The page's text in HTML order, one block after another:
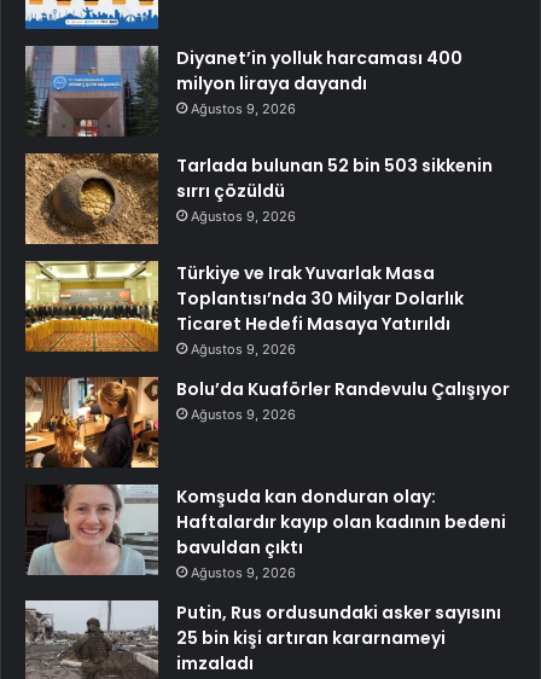
Diyanet’in yolluk harcaması 400
milyon liraya dayandı
Ağustos 9, 2026
Tarlada bulunan 52 bin 503 sikkenin
sırrı çözüldü
Ağustos 9, 2026
Türkiye ve Irak Yuvarlak Masa
Toplantısı’nda 30 Milyar Dolarlık
Ticaret Hedefi Masaya Yatırıldı
Ağustos 9, 2026
Bolu’da Kuaförler Randevulu Çalışıyor
Ağustos 9, 2026
Komşuda kan donduran olay:
Haftalardır kayıp olan kadının bedeni
bavuldan çıktı
Ağustos 9, 2026
Putin, Rus ordusundaki asker sayısını
25 bin kişi artıran kararnameyi
imzaladı